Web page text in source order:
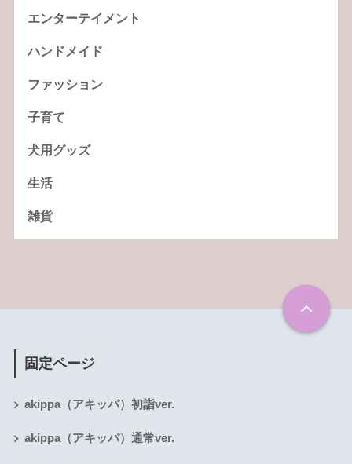
エンターテイメント
ハンドメイド
ファッション
子育て
犬用グッズ
生活
雑貨
固定ページ
akippa（アキッパ）初詣ver.
akippa（アキッパ）通常ver.